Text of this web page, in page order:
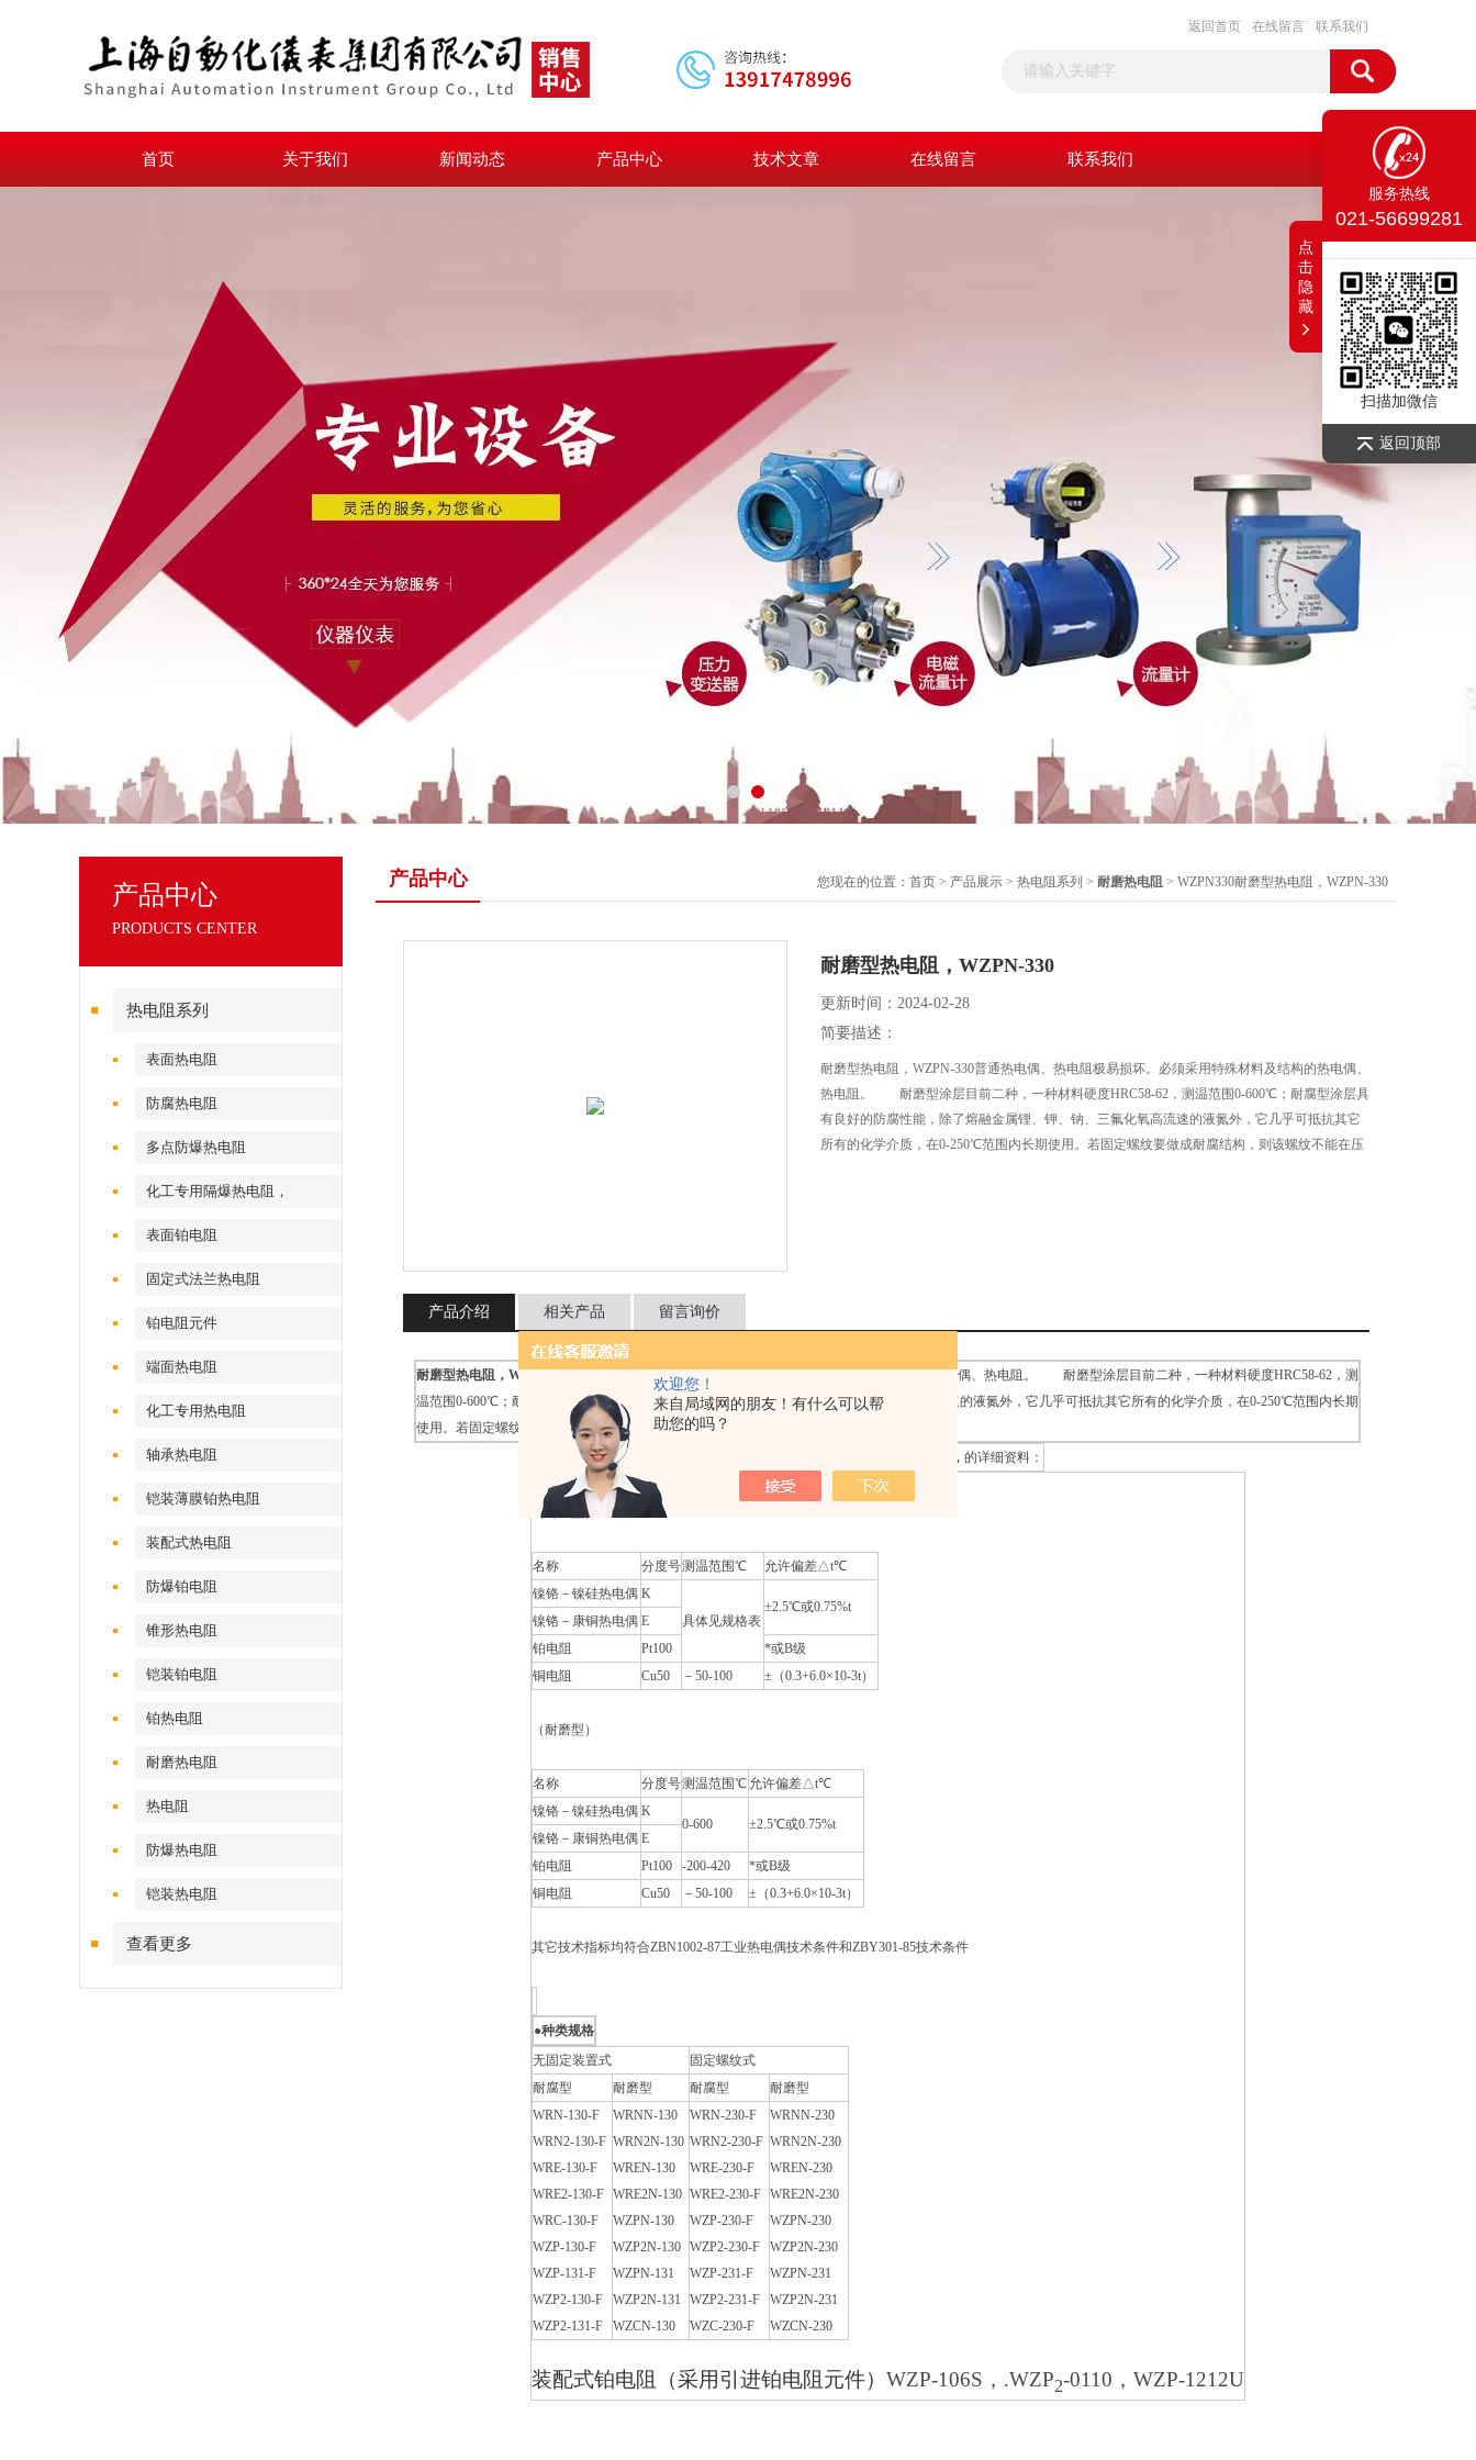
欢迎您！
来自局域网的朋友！有什么可以帮
助您的吗？
返回首页 在线留言 联系我们
首页 关于我们 新闻动态 产品中心 技术文章 在线留言 联系我们
产品中心
PRODUCTS CENTER
热电阻系列
表面热电阻
防腐热电阻
多点防爆热电阻
化工专用隔爆热电阻，
表面铂电阻
固定式法兰热电阻
铂电阻元件
端面热电阻
化工专用热电阻
轴承热电阻
铠装薄膜铂热电阻
装配式热电阻
防爆铂电阻
锥形热电阻
铠装铂电阻
铂热电阻
耐磨热电阻
热电阻
防爆热电阻
铠装热电阻
查看更多
产品中心 您现在的位置： 首页 > 产品展示 > 热电阻系列 > 耐磨热电阻 > WZPN330耐磨型热电阻，WZPN-330
耐磨型热电阻，WZPN-330
更新时间：2024-02-28
简要描述：
耐磨型热电阻，WZPN-330普通热电偶、热电阻极易损坏。必须采用特殊材料及结构的热电偶、
热电阻。 耐磨型涂层目前二种，一种材料硬度HRC58-62，测温范围0-600℃；耐腐型涂层具
有良好的防腐性能，除了熔融金属锂、钾、钠、三氟化氧高流速的液氮外，它几乎可抵抗其它
所有的化学介质，在0-250℃范围内长期使用。若固定螺纹要做成耐腐结构，则该螺纹不能在压
产品介绍 相关产品 留言询价
耐磨型热电阻，WZPN-330
， 普通热电偶、热电阻极易损坏。必须采用特殊材料及结构的热电偶、热电阻。 耐磨型涂层目前二种，一种材料硬度HRC58-62，测
温范围0-600℃；耐腐型涂层具有良好的防腐性能，除了熔融金属锂、钾、钠、三氟化氧高流速的液氮外，它几乎可抵抗其它所有的化学介质，在0-250℃范围内长期
使用。若固定螺纹要做成耐腐结构，则该螺纹不能在压力环境下工作。
，的详细资料：
主要技术参数
（耐腐型）
名称 分度号测温范围℃
允许偏差△t℃
镍铬－镍硅热电偶 K
具体见规格表
±2.5℃或0.75%t
镍铬－康铜热电偶 E
铂电阻
Pt100
*或B级
铜电阻
Cu50 －50-100 ±（0.3+6.0×10-3t）
（耐磨型）
名称 分度号测温范围℃ 允许偏差△t℃
镍铬－镍硅热电偶 K
0-600
±2.5℃或0.75%t
镍铬－康铜热电偶 E
铂电阻
Pt100 -200-420
*或B级
铜电阻
Cu50 －50-100 ±（0.3+6.0×10-3t）
其它技术指标均符合ZBN1002-87工业热电偶技术条件和ZBY301-85技术条件
●种类规格
无固定装置式
固定螺纹式
耐腐型
耐磨型 耐腐型
耐磨型
WRN-130-F
WRN2-130-F
WRE-130-F
WRE2-130-F
WRC-130-F
WZP-130-F
WZP-131-F
WZP2-130-F
WZP2-131-F
WRNN-130
WRN2N-130
WREN-130
WRE2N-130
WZPN-130
WZP2N-130
WZPN-131
WZP2N-131
WZCN-130
WRN-230-F
WRN2-230-F
WRE-230-F
WRE2-230-F
WZP-230-F
WZP2-230-F
WZP-231-F
WZP2-231-F
WZC-230-F
WRNN-230
WRN2N-230
WREN-230
WRE2N-230
WZPN-230
WZP2N-230
WZPN-231
WZP2N-231
WZCN-230
装配式铂电阻（采用引进铂电阻元件） WZP-106S ，.WZP2-0110，WZP-1212U
服务热线
021-56699281
扫描加微信
返回顶部
点
击
隐
藏